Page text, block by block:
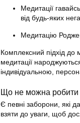
Медитації
від будь-яких
Медитацію
Комплексний підхід
медитації
індивідуальною,
Що не можна робити
Є певні заборони, які
взяти до уваги, щоб